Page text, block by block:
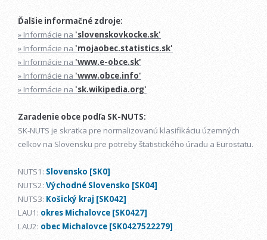
Ďalšie informačné zdroje:
» Informácie na 'slovenskovkocke.sk'
» Informácie na 'mojaobec.statistics.sk'
» Informácie na 'www.e-obce.sk'
» Informácie na 'www.obce.info'
» Informácie na 'sk.wikipedia.org'
Zaradenie obce podľa SK-NUTS:
SK-NUTS je skratka pre normalizovanú klasifikáciu územných
celkov na Slovensku pre potreby štatistického úradu a Eurostatu.
NUTS1: Slovensko [SK0]
NUTS2: Východné Slovensko [SK04]
NUTS3: Košický kraj [SK042]
LAU1: okres Michalovce [SK0427]
LAU2: obec Michalovce [SK0427522279]